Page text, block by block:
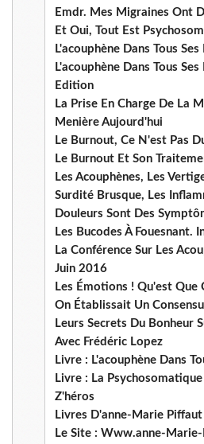
Emdr. Mes Migraines Ont
Et Oui, Tout Est
L'acouphène Dans Tous Ses
L'acouphène Dans Tous
Edition
La Prise En Charge De La
Menière Aujourd'hui
Le Burnout, Ce N'est Pas
Le Burnout Et Son
Les Acouphènes, Les
Surdité Brusque, Les
Douleurs Sont Des
Les Bucodes À Fouesnant.
La Conférence Sur Les
Juin 2016
Les Émotions ! Qu'est Que
On Établissait Un
Leurs Secrets Du Bonheur
Avec Frédéric Lopez
Livre : L'acouphène Dans
Livre : La
Z'héros
Livres D'anne-Marie Piffaut
Le Site : Www.anne-